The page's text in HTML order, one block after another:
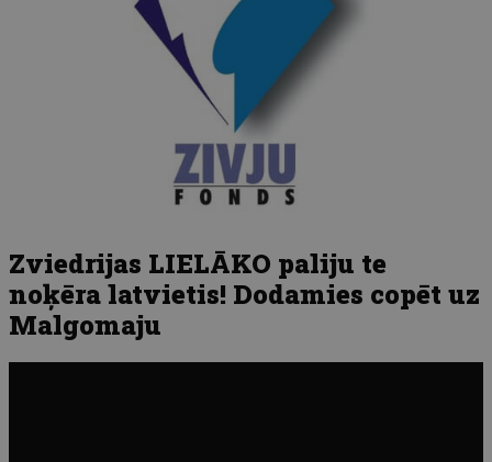
Zviedrijas LIELĀKO paliju te
noķēra latvietis! Dodamies copēt uz
Malgomaju